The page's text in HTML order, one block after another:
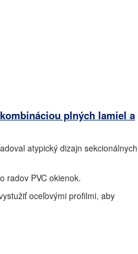
plných lamiel a
atypický dizajn sekcionálnych
radov PVC okienok.
oceľovými profilmi, aby